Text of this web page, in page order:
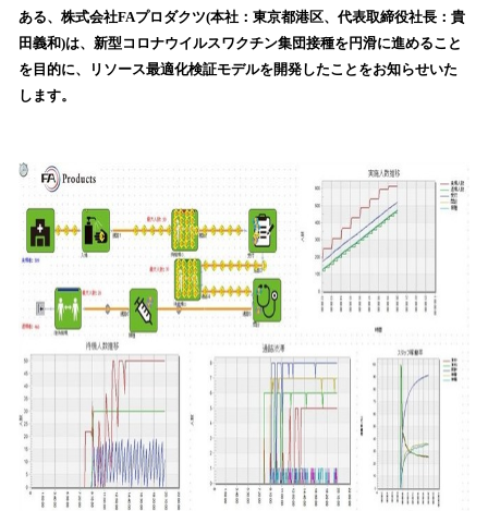
を
読
込
み
す
ある、株式会社FAプロダクツ(本社：東京都港区、代表取締役社長：貴
田義和)は、新型コロナウイルスワクチン集団接種を円滑に進めること
を目的に、リソース最適化検証モデルを開発したことをお知らせいた
します。